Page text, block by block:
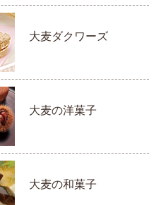
大麦ダクワーズ
大麦の洋菓子
大麦の和菓子